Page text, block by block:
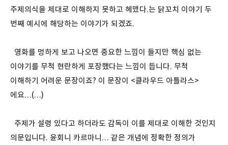
주제의식을 제대로 이해하지 못하고 헤맸다.는 닭꼬치 이야기 두
번째 예시에 해당하는 이야기가 되겠죠.
영화를 멍하게 보고 나오면 중요한 느낌이 들지만 핵심 없는
이야기를 무척 현란하게 포장했다는 느낌이 듭니다. 무척
이해하기 어려운 문장이죠? 이 문장이 <클라우드 아틀라스>
에요…(…)
주제가 설령 있다고 하더라도 감독이 이를 제대로 이해한 것인지
의문입니다. 윤회니 카르마니… 같은 개념에 정확한 정의가